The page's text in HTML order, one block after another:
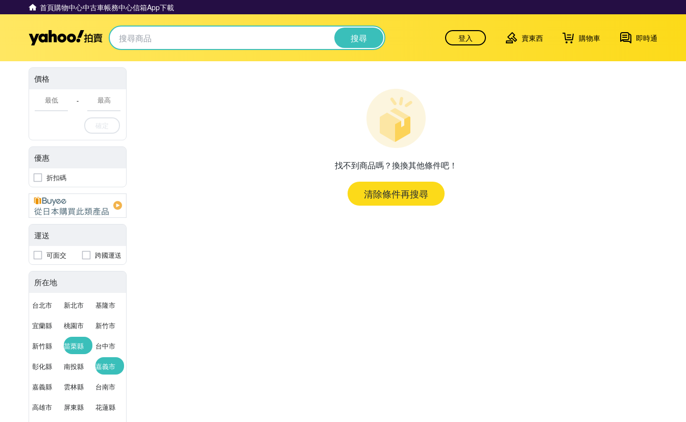
首頁購物中心中古車帳務中心信箱App下載
Yahoo拍賣 搜尋 登入 賣東西 購物車 即時通
價格
-
確定
優惠
折扣碼
運送
可面交 跨國運送
所在地
台北市 新北市 基隆市
宜蘭縣 桃園市 新竹市
新竹縣 苗栗縣 台中市
彰化縣 南投縣 嘉義市
嘉義縣 雲林縣 台南市
高雄市 屏東縣 花蓮縣
找不到商品嗎？換換其他條件吧！
清除條件再搜尋